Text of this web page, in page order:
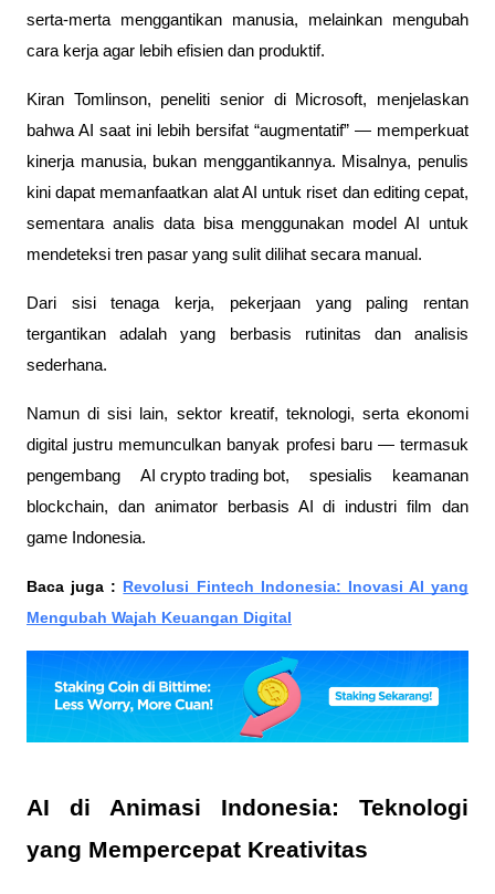
serta-merta menggantikan manusia, melainkan mengubah
cara kerja agar lebih efisien dan produktif.
Kiran Tomlinson, peneliti senior di Microsoft, menjelaskan
bahwa AI saat ini lebih bersifat “augmentatif” — memperkuat
kinerja manusia, bukan menggantikannya. Misalnya, penulis
kini dapat memanfaatkan alat AI untuk riset dan editing cepat,
sementara analis data bisa menggunakan model AI untuk
mendeteksi tren pasar yang sulit dilihat secara manual.
Dari sisi tenaga kerja, pekerjaan yang paling rentan
tergantikan adalah yang berbasis rutinitas dan analisis
sederhana.
Namun di sisi lain, sektor kreatif, teknologi, serta ekonomi
digital justru memunculkan banyak profesi baru — termasuk
pengembang AI crypto trading bot, spesialis keamanan
blockchain, dan animator berbasis AI di industri film dan
game Indonesia.
Baca juga : Revolusi Fintech Indonesia: Inovasi AI yang
Mengubah Wajah Keuangan Digital
AI di Animasi Indonesia: Teknologi
yang Mempercepat Kreativitas